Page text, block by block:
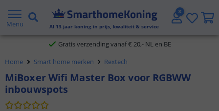
Menu Al 13 jaar koning in prijs, kwaliteit & service
2 jaar garantie
Gratis verzending vanaf € 20,- NL en BE
Klantbeoordeling 9.1
Voor 23:45 uur besteld,
Home Smart home merken Rextech
MiBoxer Wifi Master Box voor RGBWW
inbouwspots